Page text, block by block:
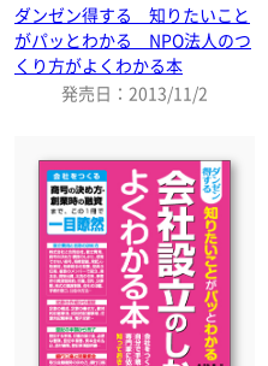
ダンゼン得する 知りたいこと
がパッとわかる NPO法人のつ
くり方がよくわかる本
発売日：2013/11/2